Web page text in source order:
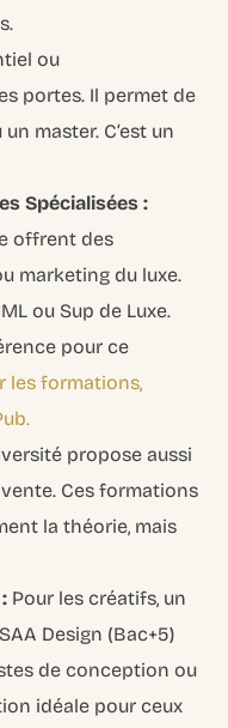
ou
portes. Il permet de
master. C’est un
Spécialisées :
offrent des
marketing du luxe.
ou Sup de Luxe.
pour ce
les formations,
propose aussi
Ces formations
la théorie, mais
Pour les créatifs, un
Design (Bac+5)
de conception ou
idéale pour ceux